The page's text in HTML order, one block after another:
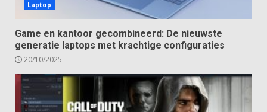
Laptop
Game en kantoor gecombineerd: De nieuwste
generatie laptops met krachtige configuraties
20/10/2025